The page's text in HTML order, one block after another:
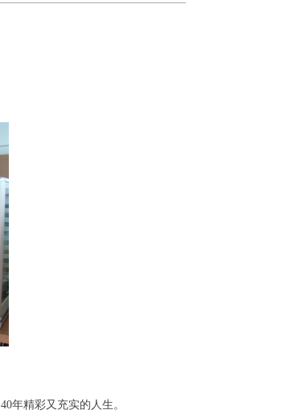
40年精彩又充实的人生。